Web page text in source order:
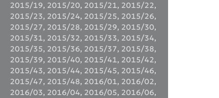
2015/19, 2015/20, 2015/21, 2015/22,
2015/23, 2015/24, 2015/25, 2015/26,
2015/27, 2015/28, 2015/29, 2015/30,
2015/31, 2015/32, 2015/33, 2015/34,
2015/35, 2015/36, 2015/37, 2015/38,
2015/39, 2015/40, 2015/41, 2015/42,
2015/43, 2015/44, 2015/45, 2015/46,
2015/47, 2015/48, 2016/01, 2016/02,
2016/03, 2016/04, 2016/05, 2016/06,